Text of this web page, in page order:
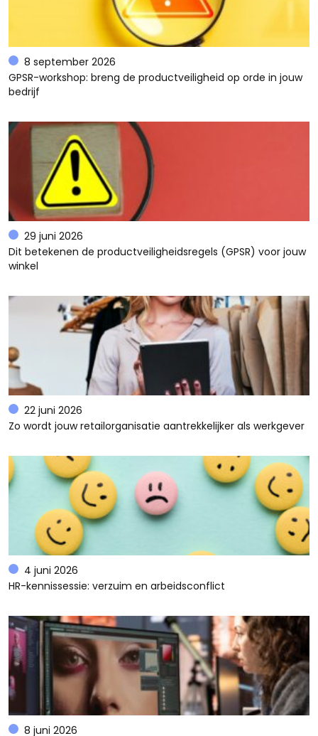
8 september 2026
GPSR-workshop: breng de productveiligheid op orde in jouw
bedrijf
29 juni 2026
Dit betekenen de productveiligheidsregels (GPSR) voor jouw
winkel
22 juni 2026
Zo wordt jouw retailorganisatie aantrekkelijker als werkgever
4 juni 2026
HR-kennissessie: verzuim en arbeidsconflict
8 juni 2026